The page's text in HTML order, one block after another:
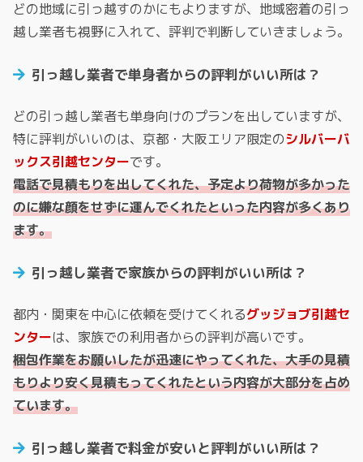
どの地域に引っ越すのかにもよりますが、地域密着の引っ
越し業者も視野に入れて、評判で判断していきましょう。
引っ越し業者で単身者からの評判がいい所は？
どの引っ越し業者も単身向けのプランを出していますが、
特に評判がいいのは、京都・大阪エリア限定のシルバーバ
ックス引越センターです。
電話で見積もりを出してくれた、予定より荷物が多かった
のに嫌な顔をせずに運んでくれたといった内容が多くあり
ます。
引っ越し業者で家族からの評判がいい所は？
都内・関東を中心に依頼を受けてくれるグッジョブ引越セ
ンターは、家族での利用者からの評判が高いです。
梱包作業をお願いしたが迅速にやってくれた、大手の見積
もりより安く見積もってくれたという内容が大部分を占め
ています。
引っ越し業者で料金が安いと評判がいい所は？